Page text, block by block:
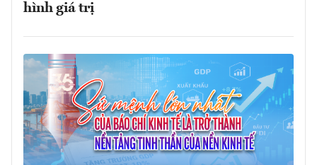
hình giá trị